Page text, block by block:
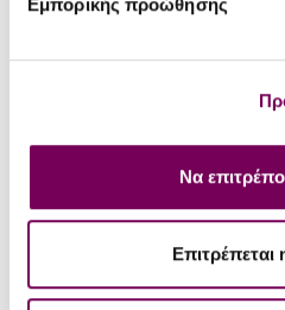
Να
Επιτρέπεται